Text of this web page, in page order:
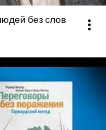
без слов